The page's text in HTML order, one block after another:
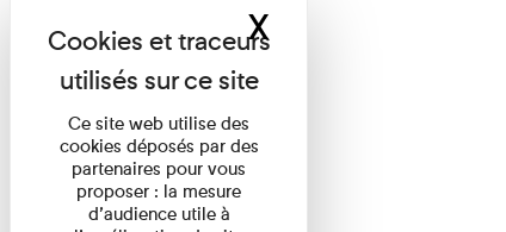
Ce site web utilise des
cookies déposés par des
partenaires pour vous
proposer : la mesure
d’audience utile à
XMasquer le